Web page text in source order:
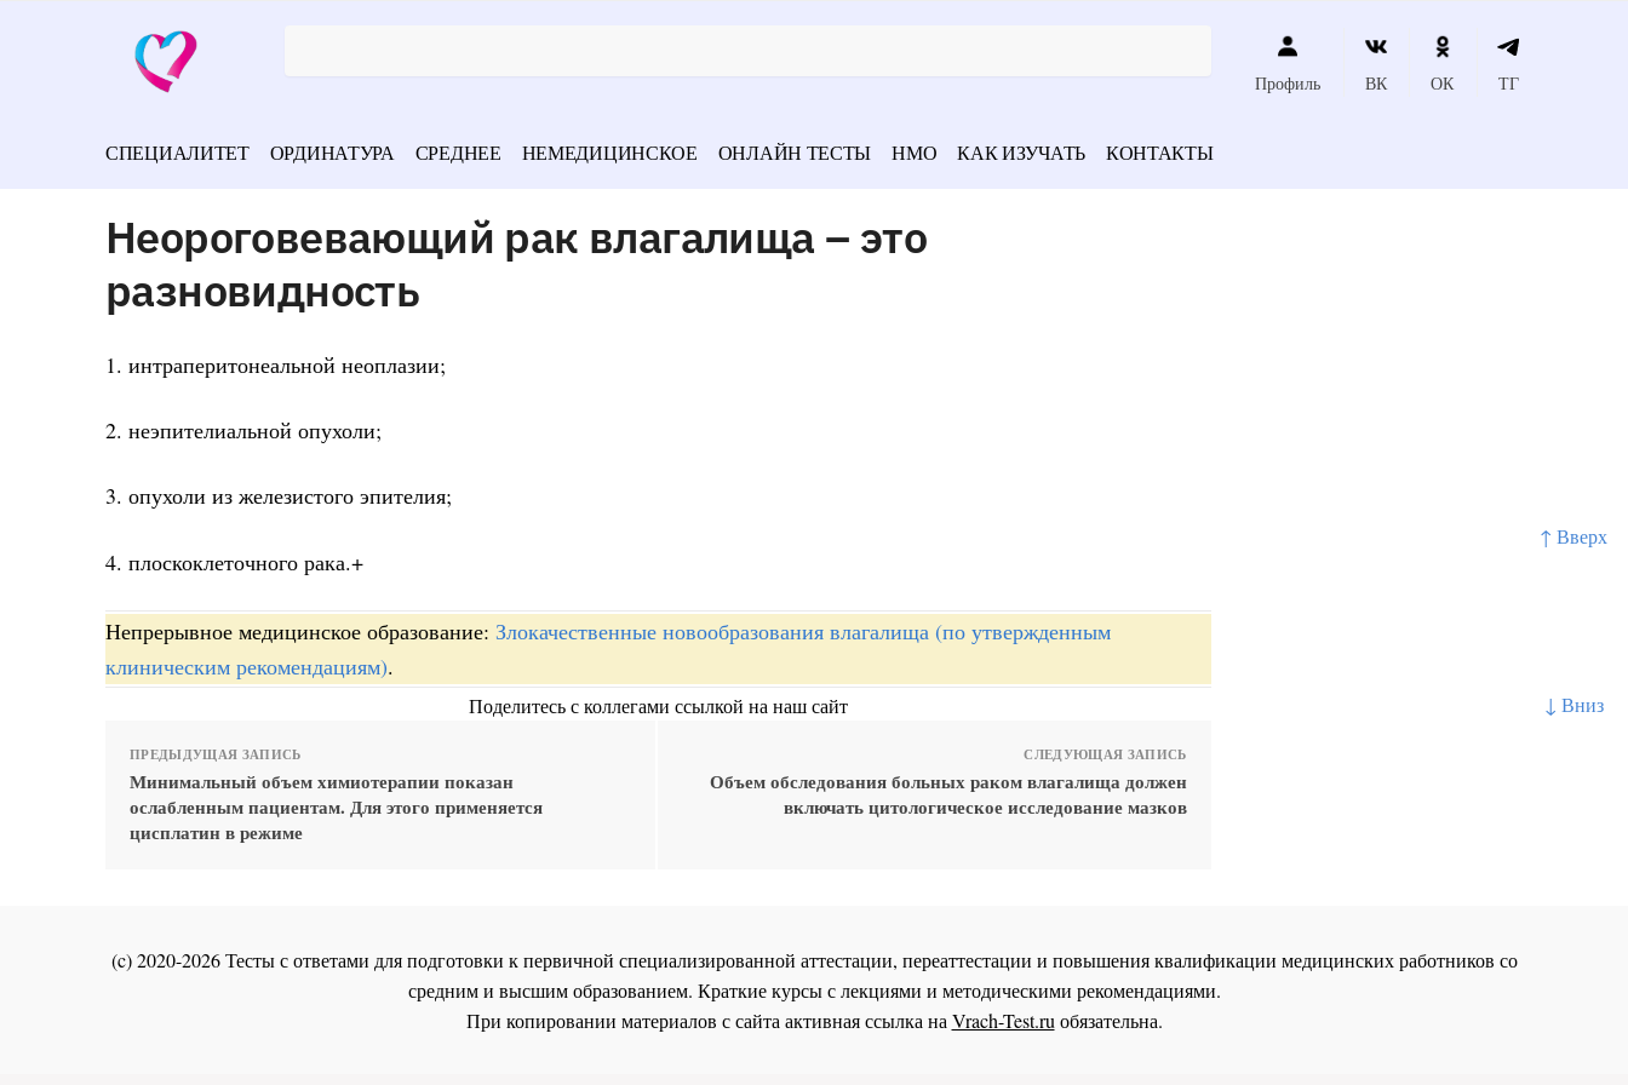
↑ Вверх
↓ Вниз
Профиль ВК ОК ТГ
СПЕЦИАЛИТЕТ ОРДИНАТУРА СРЕДНЕЕ НЕМЕДИЦИНСКОЕ ОНЛАЙН ТЕСТЫ НМО КАК ИЗУЧАТЬ КОНТАКТЫ
Неороговевающий рак влагалища – это
разновидность
1. интраперитонеальной неоплазии;
2. неэпителиальной опухоли;
3. опухоли из железистого эпителия;
4. плоскоклеточного рака.+
Непрерывное медицинское образование: Злокачественные новообразования влагалища (по утвержденным
клиническим рекомендациям).
Поделитесь с коллегами ссылкой на наш сайт
ПРЕДЫДУЩАЯ ЗАПИСЬ
Минимальный объем химиотерапии показан
ослабленным пациентам. Для этого применяется
цисплатин в режиме
СЛЕДУЮЩАЯ ЗАПИСЬ
Объем обследования больных раком влагалища должен
включать цитологическое исследование мазков
(c) 2020-2026 Тесты с ответами для подготовки к первичной специализированной аттестации, переаттестации и повышения квалификации медицинских работников со
средним и высшим образованием. Краткие курсы с лекциями и методическими рекомендациями.
При копировании материалов с сайта активная ссылка наVrach-Test.ruобязательна.